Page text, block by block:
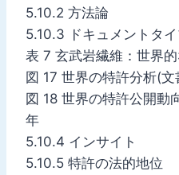
5.10.2 方法論
5.10.3 ドキュメントタ
表 7 玄武岩繊維：世界
図 17 世界の特許分析(
図 18 世界の特許公開動
年
5.10.4 インサイト
5.10.5 特許の法的地位